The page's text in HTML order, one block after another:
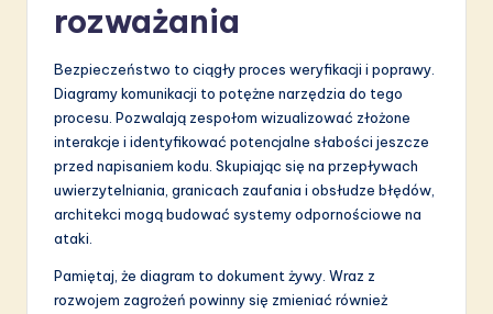
rozważania
Bezpieczeństwo to ciągły proces weryfikacji i poprawy.
Diagramy komunikacji to potężne narzędzia do tego
procesu. Pozwalają zespołom wizualizować złożone
interakcje i identyfikować potencjalne słabości jeszcze
przed napisaniem kodu. Skupiając się na przepływach
uwierzytelniania, granicach zaufania i obsłudze błędów,
architekci mogą budować systemy odpornościowe na
ataki.
Pamiętaj, że diagram to dokument żywy. Wraz z
rozwojem zagrożeń powinny się zmieniać również